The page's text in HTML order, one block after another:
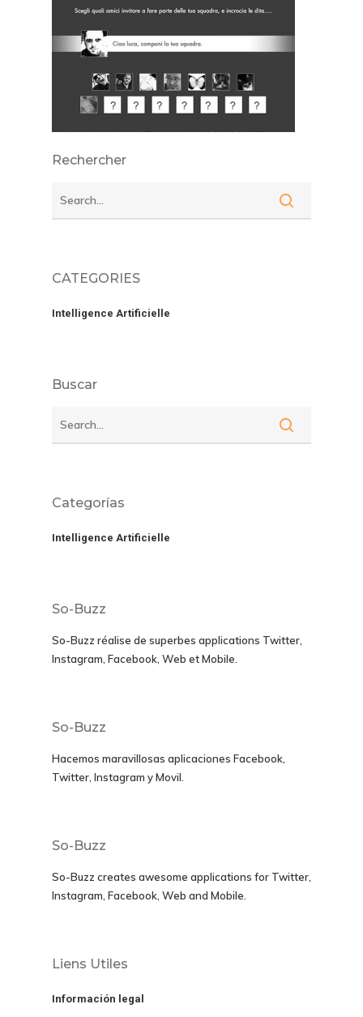
Rechercher
CATEGORIES
Intelligence Artificielle
Buscar
Categorías
Intelligence Artificielle
So-Buzz
So-Buzz réalise de superbes applications Twitter,
Instagram, Facebook, Web et Mobile.
So-Buzz
Hacemos maravillosas aplicaciones Facebook,
Twitter, Instagram y Movil
So-Buzz
So-Buzz creates awesome applications for Twitter,
Instagram, Facebook, Web and Mobile.
Liens Utiles
Información legal